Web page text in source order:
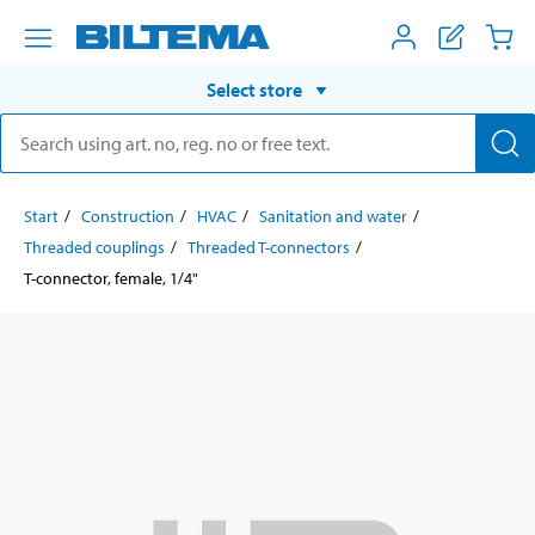
Select store
Start Construction HVAC
Sanitation and water
Threaded couplings
Threaded T-connectors
T-connector, female, 1/4"